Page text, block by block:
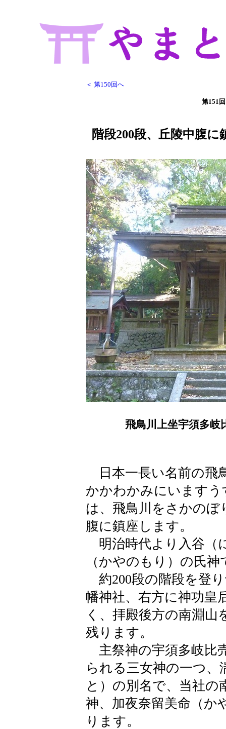
＜ 第150回へ
第151
階段200段、丘陵中腹
飛鳥川上坐宇須多岐
日本一長い名前の飛
かかわかみにいます
は、飛鳥川をさかのぼ
腹に鎮座します。
明治時代より入谷（
（かやのもり）の氏
約200段の階段を登
幡神社、右方に神功皇
く、拝殿後方の南淵
残ります。
主祭神の宇須多岐比
られる三女神の一つ
と）の別名で、当社の
神、加夜奈留美命（か
ります。